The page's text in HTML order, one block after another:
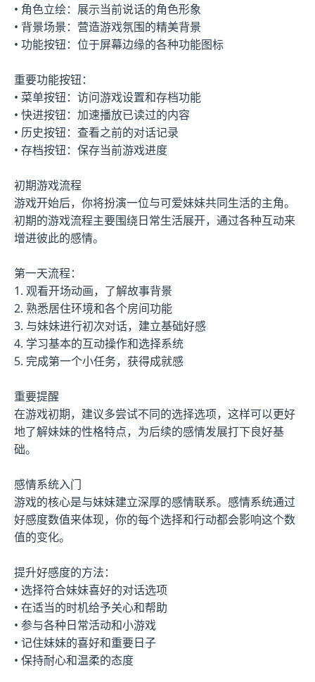
• 角色立绘：展示当前说话的角色形象
• 背景场景：营造游戏氛围的精美背景
• 功能按钮：位于屏幕边缘的各种功能图标
重要功能按钮：
• 菜单按钮：访问游戏设置和存档功能
• 快进按钮：加速播放已读过的内容
• 历史按钮：查看之前的对话记录
• 存档按钮：保存当前游戏进度
初期游戏流程
游戏开始后，你将扮演一位与可爱妹妹共同生活的主角。
初期的游戏流程主要围绕日常生活展开，通过各种互动来
增进彼此的感情。
第一天流程：
1. 观看开场动画，了解故事背景
2. 熟悉居住环境和各个房间功能
3. 与妹妹进行初次对话，建立基础好感
4. 学习基本的互动操作和选择系统
5. 完成第一个小任务，获得成就感
重要提醒
在游戏初期，建议多尝试不同的选择选项，这样可以更好
地了解妹妹的性格特点，为后续的感情发展打下良好基
础。
感情系统入门
游戏的核心是与妹妹建立深厚的感情联系。感情系统通过
好感度数值来体现，你的每个选择和行动都会影响这个数
值的变化。
提升好感度的方法：
• 选择符合妹妹喜好的对话选项
• 在适当的时机给予关心和帮助
• 参与各种日常活动和小游戏
• 记住妹妹的喜好和重要日子
• 保持耐心和温柔的态度